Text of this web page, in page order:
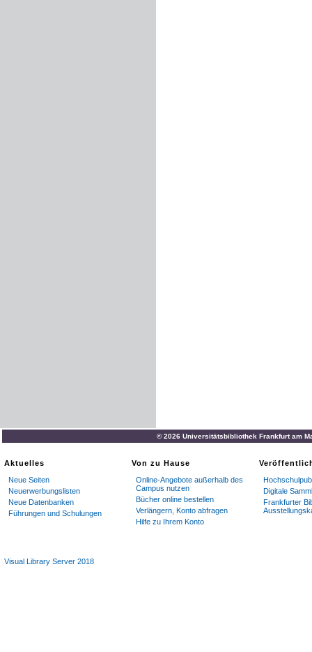
© 2026 Universitätsbibliothek Frankfurt am
Aktuelles
Neue Seiten
Neuerwerbungslisten
Neue Datenbanken
Führungen und Schulungen
Von zu Hause
Online-Angebote außerhalb des
Campus nutzen
Bücher online bestellen
Verlängern, Konto abfragen
Hilfe zu Ihrem Konto
Digitale
Frankfurter
Visual Library Server 2018